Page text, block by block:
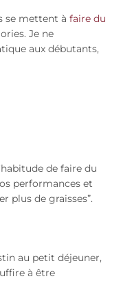
se mettent à faire du
Je ne
aux débutants,
de faire du
performances et
plus de graisses”.
au petit déjeuner,
à être